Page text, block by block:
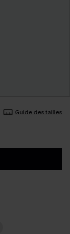
Guide des tailles